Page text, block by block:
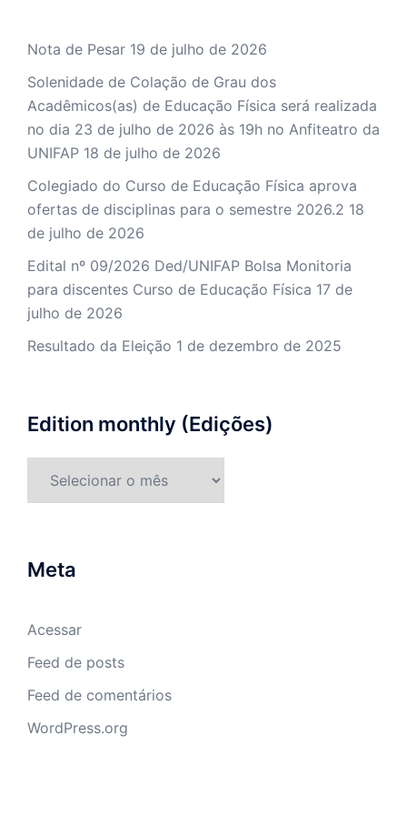
Nota de Pesar 19 de julho de 2026
Solenidade de Colação de Grau dos
Acadêmicos(as) de Educação Física será realizada
no dia 23 de julho de 2026 às 19h no Anfiteatro da
UNIFAP 18 de julho de 2026
Colegiado do Curso de Educação Física aprova
ofertas de disciplinas para o semestre 2026.2 18
de julho de 2026
Edital nº 09/2026 Ded/UNIFAP Bolsa Monitoria
para discentes Curso de Educação Física 17 de
julho de 2026
Resultado da Eleição 1 de dezembro de 2025
Edition monthly (Edições)
Meta
Acessar
Feed de posts
Feed de comentários
WordPress.org